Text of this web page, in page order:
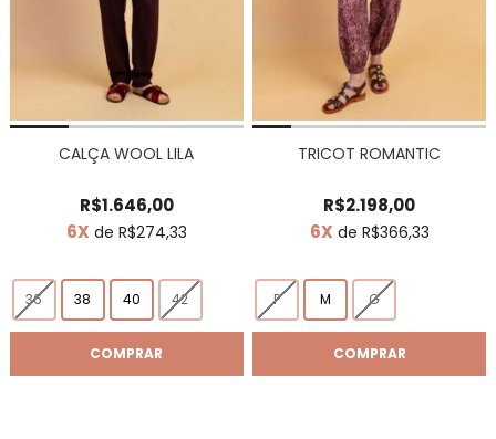
CALÇA WOOL LILA
R$1.646,00
6X de R$274,33
36 38 40 42
COMPRAR
TRICOT ROMANTIC
R$2.198,00
6X de R$366,33
P M G
COMPRAR